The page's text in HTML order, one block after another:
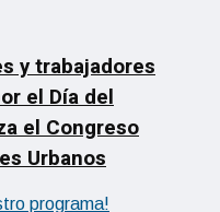
y trabajadores
el Día del
el Congreso
Urbanos